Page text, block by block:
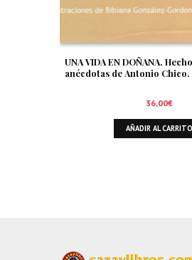
UNA VIDA EN DOÑANA.
anécdotas de Antonio
36,00€
AÑADIR AL CARRITO